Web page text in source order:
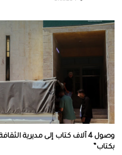
وصول 4 آلاف كتاب إلى مديرية
بكتاب”